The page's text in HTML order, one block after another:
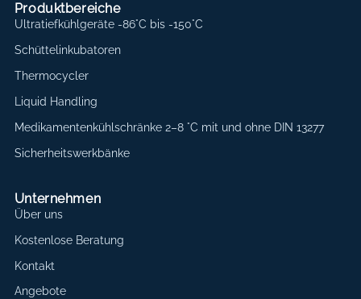
Produktbereiche
Ultratiefkühlgeräte -86°C bis -150°C
Schüttelinkubatoren
Thermocycler
Liquid Handling
Medikamentenkühlschränke 2–8 °C mit und ohne DIN 13277
Sicherheitswerkbänke
Unternehmen
Über uns
Kostenlose Beratung
Kontakt
Angebote